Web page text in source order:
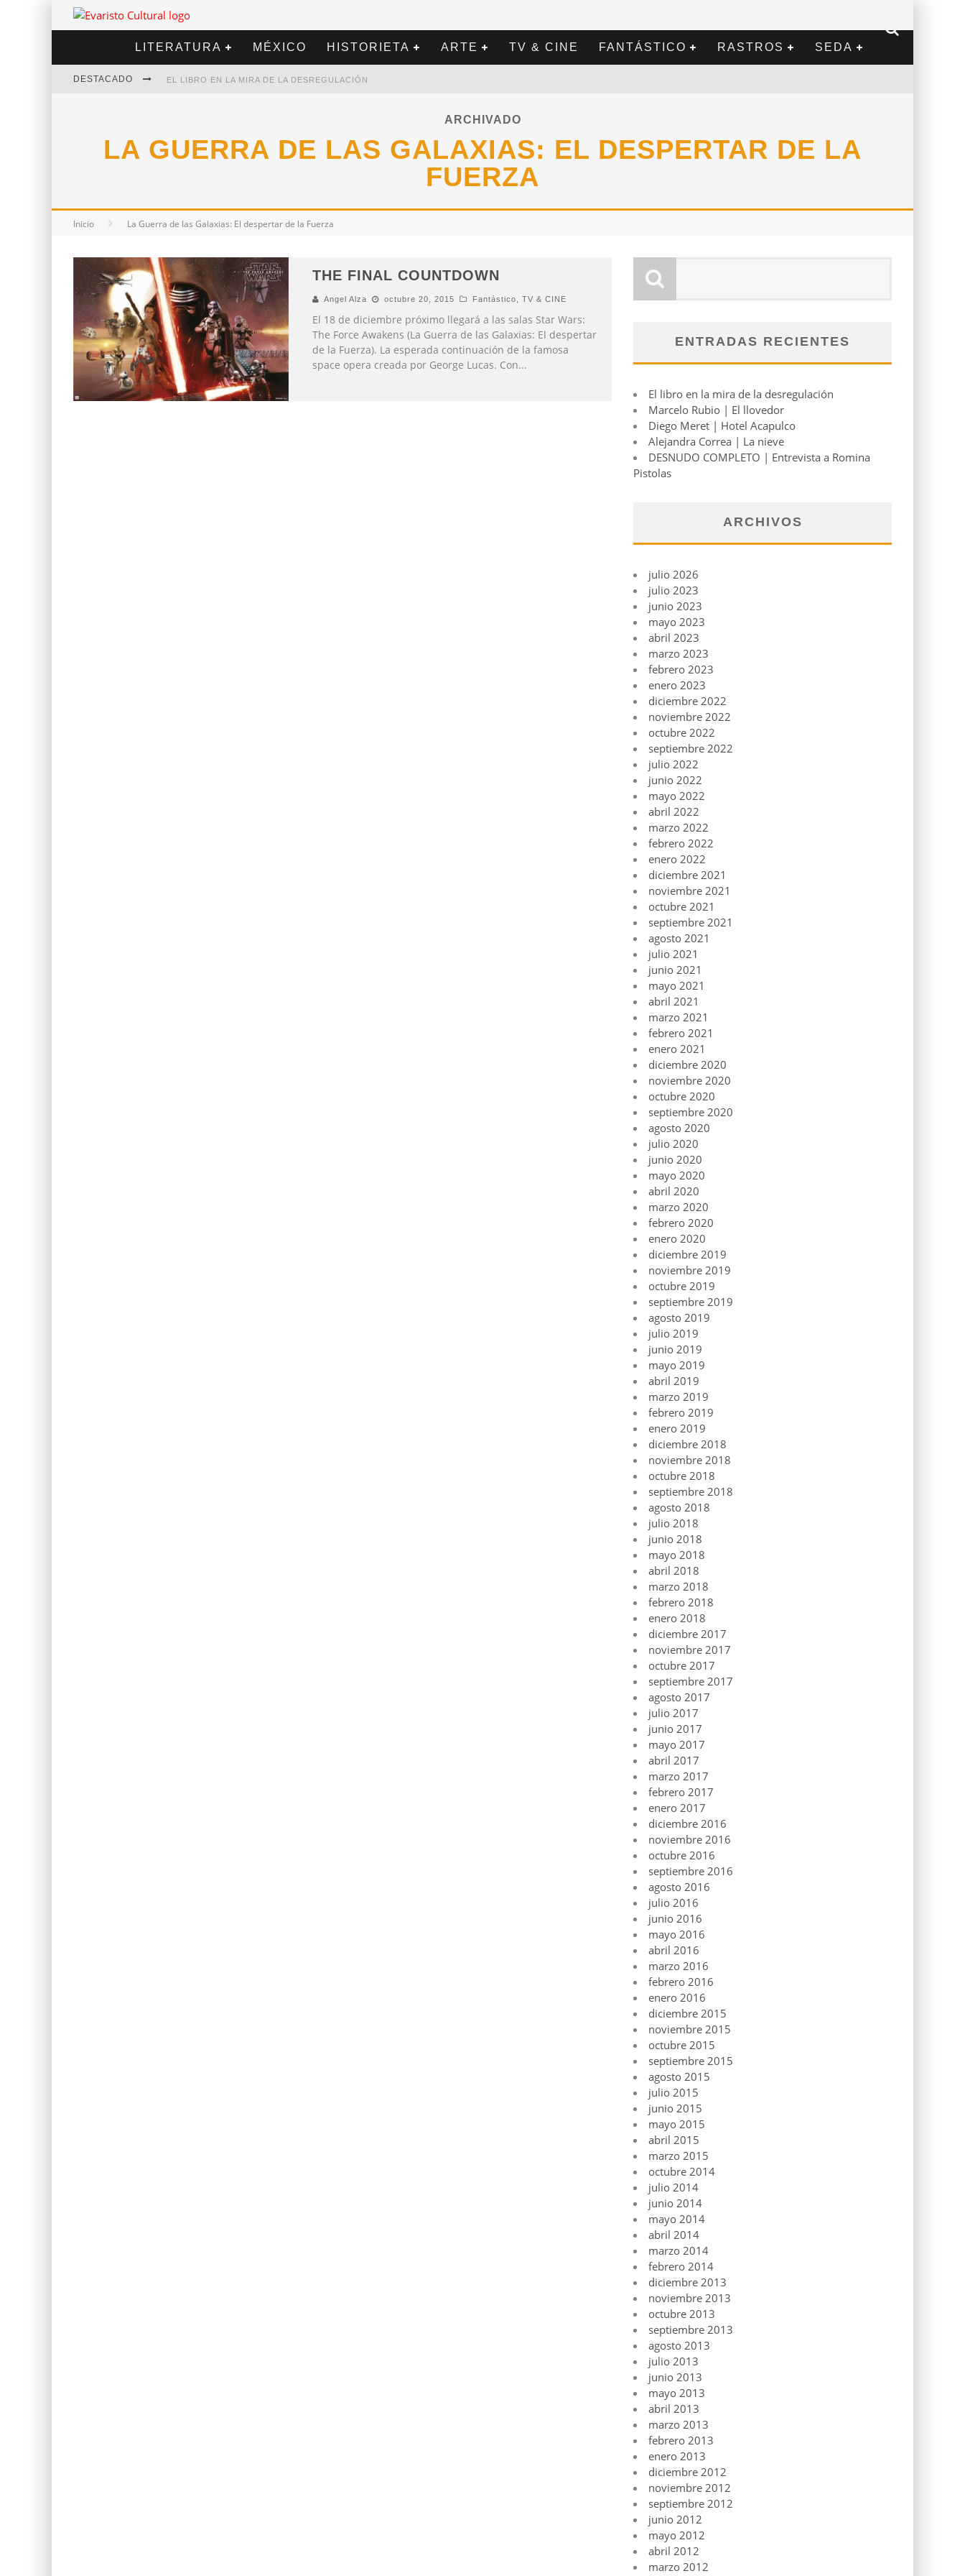
LITERATURA MÉXICO HISTORIETA ARTE TV & CINE FANTÁSTICO RASTROS SEDA
DESTACADO EL LIBRO EN LA MIRA DE LA DESREGULACIÓN
DIEGO MERET | HOTEL ACAPULCO
ARCHIVADO
LA GUERRA DE LAS GALAXIAS: EL DESPERTAR DE LA
FUERZA
Inicio La Guerra de las Galaxias: El despertar de la Fuerza
THE FINAL COUNTDOWN
Angel Alza octubre 20, 2015 Fantástico TV & CINE
El 18 de diciembre próximo llegará a las salas Star Wars:
The Force Awakens (La Guerra de las Galaxias: El despertar
de la Fuerza). La esperada continuación de la famosa
space opera creada por George Lucas. Con...
ENTRADAS RECIENTES
El libro en la mira de la desregulación
Marcelo Rubio | El llovedor
Diego Meret | Hotel Acapulco
Alejandra Correa | La nieve
DESNUDO COMPLETO | Entrevista a Romina
Pistolas
ARCHIVOS
julio 2026
julio 2023
junio 2023
mayo 2023
abril 2023
marzo 2023
febrero 2023
enero 2023
diciembre 2022
noviembre 2022
octubre 2022
septiembre 2022
julio 2022
junio 2022
mayo 2022
abril 2022
marzo 2022
febrero 2022
enero 2022
diciembre 2021
noviembre 2021
octubre 2021
septiembre 2021
agosto 2021
julio 2021
junio 2021
mayo 2021
abril 2021
marzo 2021
febrero 2021
enero 2021
diciembre 2020
noviembre 2020
octubre 2020
septiembre 2020
agosto 2020
julio 2020
junio 2020
mayo 2020
abril 2020
marzo 2020
febrero 2020
enero 2020
diciembre 2019
noviembre 2019
octubre 2019
septiembre 2019
agosto 2019
julio 2019
junio 2019
mayo 2019
abril 2019
marzo 2019
febrero 2019
enero 2019
diciembre 2018
noviembre 2018
octubre 2018
septiembre 2018
agosto 2018
julio 2018
junio 2018
mayo 2018
abril 2018
marzo 2018
febrero 2018
enero 2018
diciembre 2017
noviembre 2017
octubre 2017
septiembre 2017
agosto 2017
julio 2017
junio 2017
mayo 2017
abril 2017
marzo 2017
febrero 2017
enero 2017
diciembre 2016
noviembre 2016
octubre 2016
septiembre 2016
agosto 2016
julio 2016
junio 2016
mayo 2016
abril 2016
marzo 2016
febrero 2016
enero 2016
diciembre 2015
noviembre 2015
octubre 2015
septiembre 2015
agosto 2015
julio 2015
junio 2015
mayo 2015
abril 2015
marzo 2015
octubre 2014
julio 2014
junio 2014
mayo 2014
abril 2014
marzo 2014
febrero 2014
diciembre 2013
noviembre 2013
octubre 2013
septiembre 2013
agosto 2013
julio 2013
junio 2013
mayo 2013
abril 2013
marzo 2013
febrero 2013
enero 2013
diciembre 2012
noviembre 2012
septiembre 2012
junio 2012
mayo 2012
abril 2012
marzo 2012